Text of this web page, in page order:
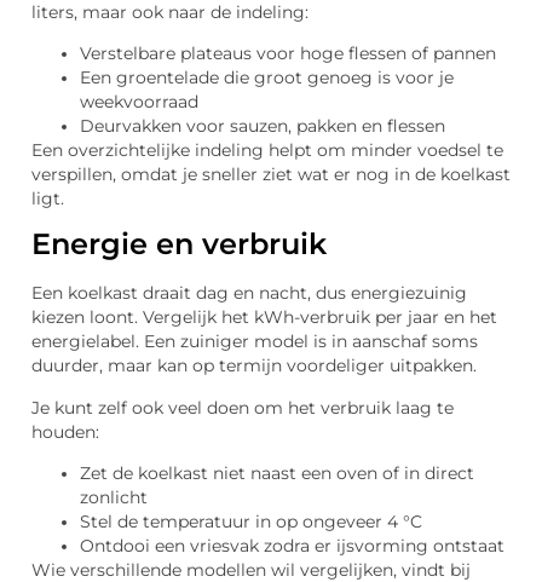
liters, maar ook naar de indeling:
Verstelbare plateaus voor hoge flessen of pannen
Een groentelade die groot genoeg is voor je
weekvoorraad
Deurvakken voor sauzen, pakken en flessen
Een overzichtelijke indeling helpt om minder voedsel te
verspillen, omdat je sneller ziet wat er nog in de koelkast
ligt.
Energie en verbruik
Een koelkast draait dag en nacht, dus energiezuinig
kiezen loont. Vergelijk het kWh-verbruik per jaar en het
energielabel. Een zuiniger model is in aanschaf soms
duurder, maar kan op termijn voordeliger uitpakken.
Je kunt zelf ook veel doen om het verbruik laag te
houden:
Zet de koelkast niet naast een oven of in direct
zonlicht
Stel de temperatuur in op ongeveer 4 °C
Ontdooi een vriesvak zodra er ijsvorming ontstaat
Wie verschillende modellen wil vergelijken, vindt bij